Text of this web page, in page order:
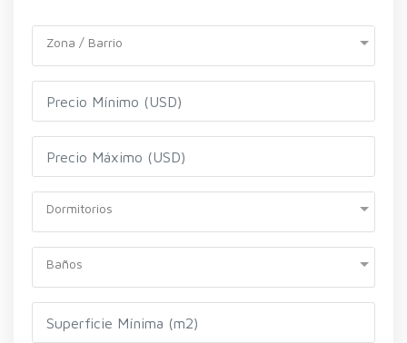
Zona / Barrio
Dormitorios
Baños